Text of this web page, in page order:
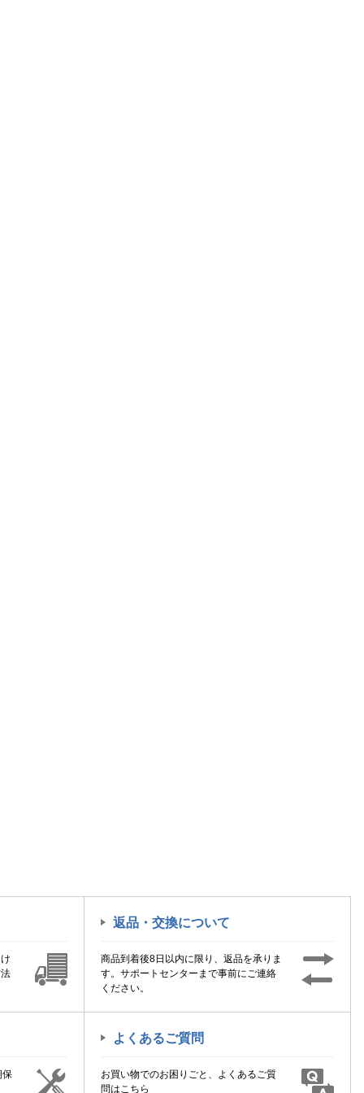
返品・交換について
商品到着後8日以内に限り、返品を承りま
す。サポートセンターまで事前にご連絡
ください。
保
よくあるご質問
お買い物でのお困りごと、よくあるご質
問はこちら